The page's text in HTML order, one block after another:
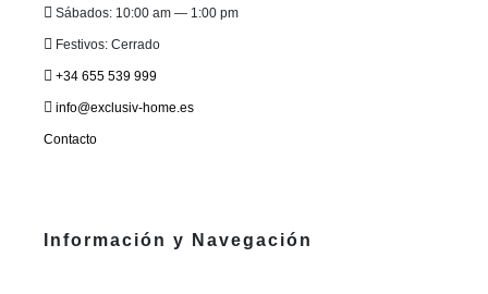
Sábados: 10:00 am — 1:00 pm
Festivos: Cerrado
+34 655 539 999
info@exclusiv-home.es
Contacto
Información y Navegación